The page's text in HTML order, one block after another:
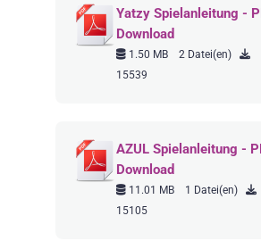
Yatzy Spielanleitung -
Download
1.50 MB
2 Datei(en)
15539
AZUL Spielanleitung -
Download
11.01 MB
1 Datei(en)
15105